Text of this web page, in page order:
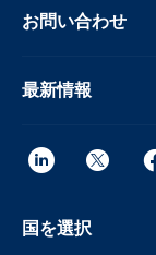
お問い合わせ
最新情報
国を選択